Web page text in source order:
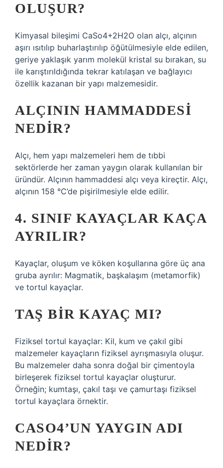
OLUŞUR?
Kimyasal bileşimi CaSo4+2H2O olan alçı, alçının
aşırı ısıtılıp buharlaştırılıp öğütülmesiyle elde edilen,
geriye yaklaşık yarım molekül kristal su bırakan, su
ile karıştırıldığında tekrar katılaşan ve bağlayıcı
özellik kazanan bir yapı malzemesidir.
ALÇININ HAMMADDESI
NEDIR?
Alçı, hem yapı malzemeleri hem de tıbbi
sektörlerde her zaman yaygın olarak kullanılan bir
üründür. Alçının hammaddesi alçı veya kireçtir. Alçı,
alçının 158 °C’de pişirilmesiyle elde edilir.
4. SINIF KAYAÇLAR KAÇA
AYRILIR?
Kayaçlar, oluşum ve köken koşullarına göre üç ana
gruba ayrılır: Magmatik, başkalaşım (metamorfik)
ve tortul kayaçlar.
TAŞ BIR KAYAÇ MI?
Fiziksel tortul kayaçlar: Kil, kum ve çakıl gibi
malzemeler kayaçların fiziksel ayrışmasıyla oluşur.
Bu malzemeler daha sonra doğal bir çimentoyla
birleşerek fiziksel tortul kayaçlar oluşturur.
Örneğin; kumtaşı, çakıl taşı ve çamurtaşı fiziksel
tortul kayaçlara örnektir.
CASO4’UN YAYGIN ADI
NEDIR?